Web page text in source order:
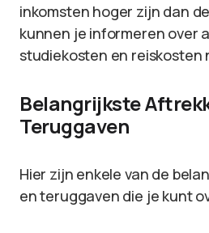
inkomsten hoger zijn dan
kunnen je informeren over
studiekosten en reiskosten
Belangrijkste
Teruggaven
Hier zijn enkele van de
en teruggaven die je kunt